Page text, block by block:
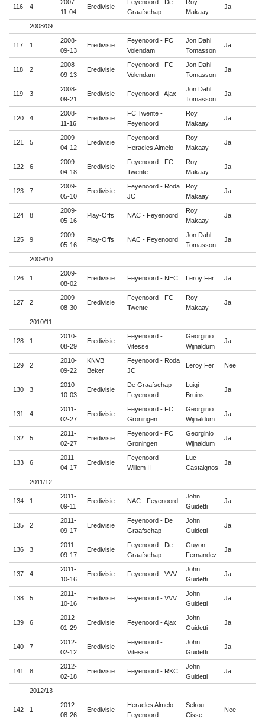
116 4
2007-
11-04
Eredivisie
Feyenoord - De
Graafschap
Roy
Makaay
Ja
2008/09
117 1
2008-
09-13
Eredivisie
Feyenoord - FC
Volendam
Jon Dahl
Tomasson
Ja
118 2
2008-
09-13
Eredivisie
Feyenoord - FC
Volendam
Jon Dahl
Tomasson
Ja
119 3
2008-
09-21
Eredivisie Feyenoord - Ajax
Jon Dahl
Tomasson
Ja
120 4
2008-
11-16
Eredivisie
FC Twente -
Feyenoord
Roy
Makaay
Ja
121 5
2009-
04-12
Eredivisie
Feyenoord -
Heracles Almelo
Roy
Makaay
Ja
122 6
2009-
04-18
Eredivisie
Feyenoord - FC
Twente
Roy
Makaay
Ja
123 7
2009-
05-10
Eredivisie
Feyenoord - Roda
JC
Roy
Makaay
Ja
124 8
2009-
05-16
Play-Offs NAC - Feyenoord
Roy
Makaay
Ja
125 9
2009-
05-16
Play-Offs NAC - Feyenoord
Jon Dahl
Tomasson
Ja
2009/10
126 1
2009-
08-02
Eredivisie Feyenoord - NEC Leroy Fer Ja
127 2
2009-
08-30
Eredivisie
Feyenoord - FC
Twente
Roy
Makaay
Ja
2010/11
128 1
2010-
08-29
Eredivisie
Feyenoord -
Vitesse
Georginio
Wijnaldum
Ja
129 2
2010-
09-22
KNVB
Beker
Feyenoord - Roda
JC
Leroy Fer Nee
130 3
2010-
10-03
Eredivisie
De Graafschap -
Feyenoord
Luigi
Bruins
Ja
131 4
2011-
02-27
Eredivisie
Feyenoord - FC
Groningen
Georginio
Wijnaldum
Ja
132 5
2011-
02-27
Eredivisie
Feyenoord - FC
Groningen
Georginio
Wijnaldum
Ja
133 6
2011-
04-17
Eredivisie
Feyenoord -
Willem II
Luc
Castaignos
Ja
2011/12
134 1
2011-
09-11
Eredivisie NAC - Feyenoord
John
Guidetti
Ja
135 2
2011-
09-17
Eredivisie
Feyenoord - De
Graafschap
John
Guidetti
Ja
136 3
2011-
09-17
Eredivisie
Feyenoord - De
Graafschap
Guyon
Fernandez
Ja
137 4
2011-
10-16
Eredivisie Feyenoord - VVV
John
Guidetti
Ja
138 5
2011-
10-16
Eredivisie Feyenoord - VVV
John
Guidetti
Ja
139 6
2012-
01-29
Eredivisie Feyenoord - Ajax
John
Guidetti
Ja
140 7
2012-
02-12
Eredivisie
Feyenoord -
Vitesse
John
Guidetti
Ja
141 8
2012-
02-18
Eredivisie Feyenoord - RKC
John
Guidetti
Ja
2012/13
142 1
2012-
08-26
Eredivisie
Heracles Almelo -
Feyenoord
Sekou
Cisse
Nee